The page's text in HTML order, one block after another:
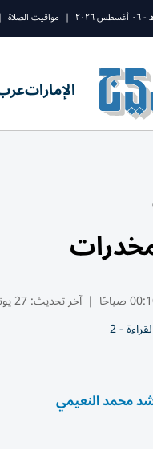
| مواقيت الصلاة |
الإمارات
| آخر تحديث:27 يونيو 00:10 2026
- 2
محمد النعيمي